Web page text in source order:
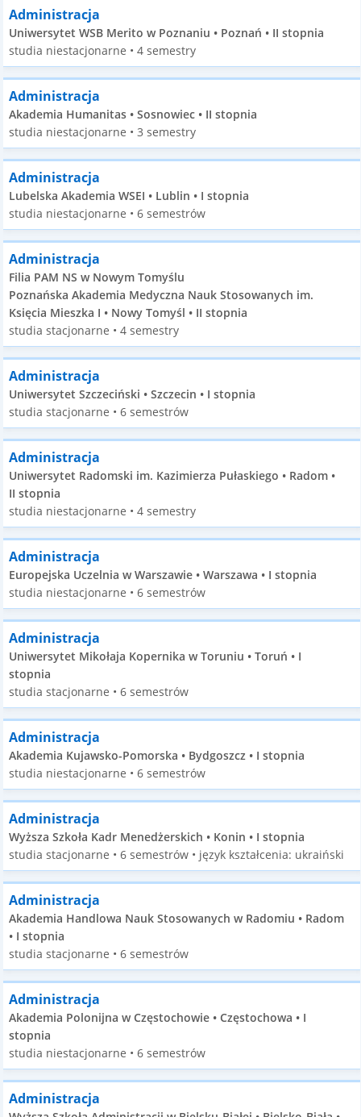
Administracja
Uniwersytet WSB Merito w Poznaniu • Poznań • II stopnia
studia niestacjonarne • 4 semestry
Administracja
Akademia Humanitas • Sosnowiec • II stopnia
studia niestacjonarne • 3 semestry
Administracja
Lubelska Akademia WSEI • Lublin • I stopnia
studia niestacjonarne • 6 semestrów
Administracja
Filia PAM NS w Nowym Tomyślu
Poznańska Akademia Medyczna Nauk Stosowanych im.
Księcia Mieszka I • Nowy Tomyśl • II stopnia
studia stacjonarne • 4 semestry
Administracja
Uniwersytet Szczeciński • Szczecin • I stopnia
studia stacjonarne • 6 semestrów
Administracja
Uniwersytet Radomski im. Kazimierza Pułaskiego • Radom •
II stopnia
studia niestacjonarne • 4 semestry
Administracja
Europejska Uczelnia w Warszawie • Warszawa • I stopnia
studia niestacjonarne • 6 semestrów
Administracja
Uniwersytet Mikołaja Kopernika w Toruniu • Toruń • I
stopnia
studia stacjonarne • 6 semestrów
Administracja
Akademia Kujawsko-Pomorska • Bydgoszcz • I stopnia
studia niestacjonarne • 6 semestrów
Administracja
Wyższa Szkoła Kadr Menedżerskich • Konin • I stopnia
studia stacjonarne • 6 semestrów • język kształcenia: ukraiński
Administracja
Akademia Handlowa Nauk Stosowanych w Radomiu • Radom
• I stopnia
studia stacjonarne • 6 semestrów
Administracja
Akademia Polonijna w Częstochowie • Częstochowa • I
stopnia
studia niestacjonarne • 6 semestrów
Administracja